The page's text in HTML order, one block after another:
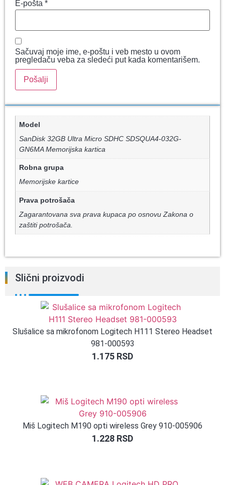
E-pošta *
Sačuvaj moje ime, e-poštu i veb mesto u ovom
pregledaču veba za sledeći put kada komentarišem.
Model
SanDisk 32GB Ultra Micro SDHC SDSQUA4-032G-
GN6MA Memorijska kartica
Robna grupa
Memorijske kartice
Prava potrošača
Zagarantovana sva prava kupaca po osnovu Zakona o
zaštiti potrošača.
Slični proizvodi
Slušalice sa mikrofonom Logitech H111 Stereo Headset
981-000593
1.175 RSD
Miš Logitech M190 opti wireless Grey 910-005906
1.228 RSD